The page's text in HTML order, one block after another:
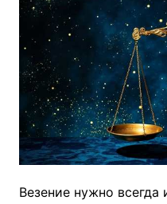
Везение нужно